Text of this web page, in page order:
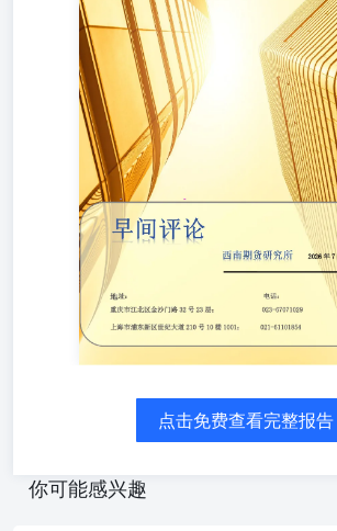
月外汇储备规模下降。央行数据显示
报7544万盎司（约2346.446吨），环
14.93吨），为连续第20个月增持黄金
在“香港固定收益及货币峰会暨债券通
将聚焦四方面继续支持香港国际金融
融市场互联互通，债券通南向通年度
5000亿元提升至8000亿元；将南向通
围，把产品范围拓展至港币债券和人
二是支持香港发展多元化的金融市场
国债期货，扩大人民币债券作为离岸
范围等。三是巩固香港离岸人民币业
币业务资金安排的规模由目前的2000
四是坚定维护香港的金融稳定与金融
要闻 能源化工板块 乙二醇：CCF讯，
家港到货数量约为0.3万吨，太仓码头
吨，宁波到货数量约为0.6万吨，上海
气制乙二醇装置初步计划于7.20前后
个月附近。 有色及新材料板块 碳酸锂
可证。2.日前，尼日利亚联邦政府在
国迄今规模最大的锂加工厂。该厂由
点击免费查看完整报告
你可能感兴趣